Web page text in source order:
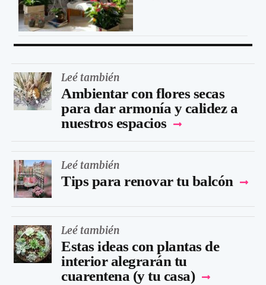
Leé también
Ambientar con flores secas
para dar armonía y calidez a
nuestros espacios
Leé también
Tips para renovar tu balcón
Leé también
Estas ideas con plantas de
interior alegrarán tu
cuarentena (y tu casa)